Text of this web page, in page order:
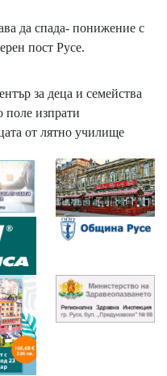
да спада- понижение с
пост Русе.
за деца и семейства
изпрати
от лятно училище